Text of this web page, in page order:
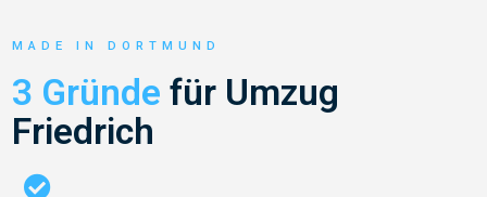
MADE IN DORTMUND
3 Gründe für Umzug
Friedrich